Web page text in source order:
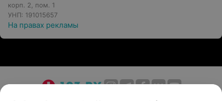
корп. 2, пом. 1
УНП: 191015657
На правах рекламы